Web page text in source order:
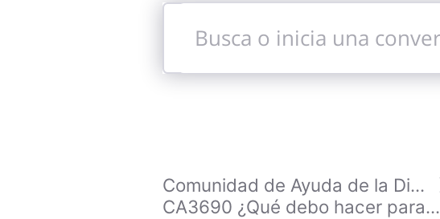
Busca
inicia
Comunidad de Ayuda de la Di...
CA3690 ¿Qué debo hacer para...